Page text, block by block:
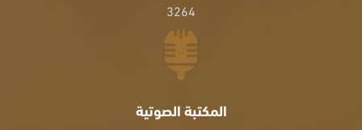
3264
المكتبة الصوتية